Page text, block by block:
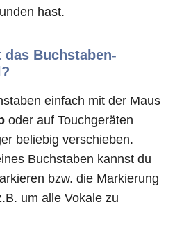
hast.
Buchstaben-
einfach mit der Maus
oder auf Touchgeräten
beliebig verschieben.
Buchstaben kannst du
bzw. die Markierung
um alle Vokale zu